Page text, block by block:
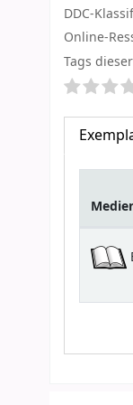
DDC-
Online-
Tags